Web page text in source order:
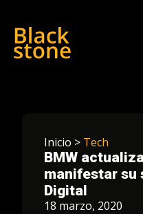
Inicio > Tech
BMW
manifestar su
Digital
18 marzo, 2020